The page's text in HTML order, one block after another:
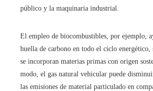
público y la maquinaria industrial.
El empleo de biocombustibles, por ejemplo,
huella de carbono en todo el ciclo energético,
se incorporan materias primas con origen
modo, el gas natural vehicular puede
las emisiones de material particulado en